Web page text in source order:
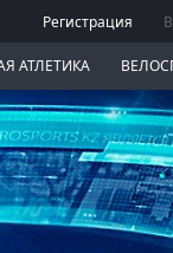
Регистрация
АТЛЕТИКА